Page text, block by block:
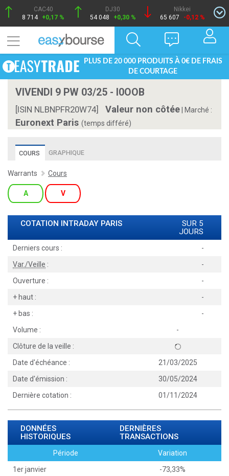
CAC40
8 714 +0,17 %
DJ30
54 048
+0,30 %
Nikkei
65 607
-0,12 %
PLUS DE 20 000 PRODUITS À 0€ DE FRAIS
DE COURTAGE
VIVENDI 9 PW 03/25 - I0OOB
[ISIN NLBNPFR20W74] Valeur non côtée Marché :
Euronext Paris (temps différé)
COURS GRAPHIQUE
Warrants Cours
A V
COTATION INTRADAY PARIS
SUR 5
JOURS
Derniers cours :
-
Var./Veille :
-
Ouverture :
-
+ haut :
-
+ bas :
-
Volume :
-
Clôture de la veille :
Date d'échéance :
21/03/2025
Date d'émission :
30/05/2024
Dernière cotation :
01/11/2024
DONNÉES
HISTORIQUES
DERNIÈRES
TRANSACTIONS
Période
Variation
1er janvier
-73,33%